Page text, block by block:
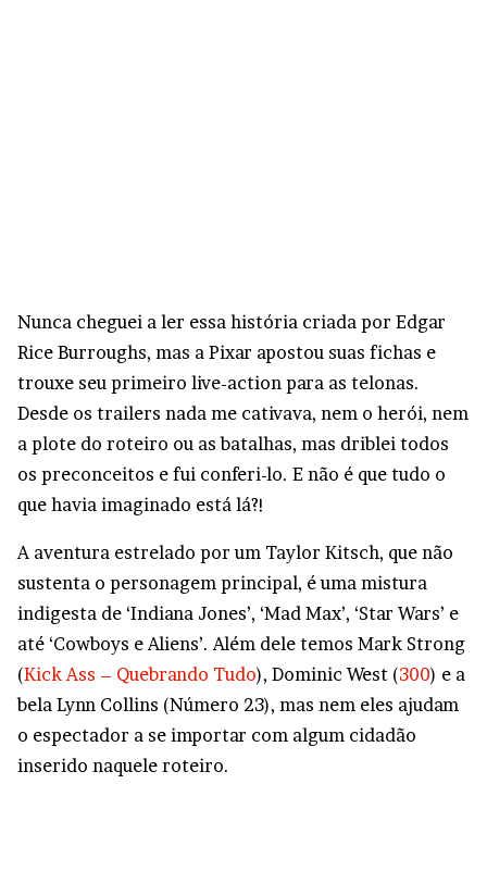
Nunca cheguei a ler essa história criada por Edgar
Rice Burroughs, mas a Pixar apostou suas fichas e
trouxe seu primeiro live-action para as telonas.
Desde os trailers nada me cativava, nem o herói, nem
a plote do roteiro ou as batalhas, mas driblei todos
os preconceitos e fui conferi-lo. E não é que tudo o
que havia imaginado está lá?!
A aventura estrelado por um Taylor Kitsch, que não
sustenta o personagem principal, é uma mistura
indigesta de ‘Indiana Jones’, ‘Mad Max’, ‘Star Wars’ e
até ‘Cowboys e Aliens’. Além dele temos Mark Strong
(Kick Ass – Quebrando Tudo), Dominic West (300) e a
bela Lynn Collins (Número 23), mas nem eles ajudam
o espectador a se importar com algum cidadão
inserido naquele roteiro.